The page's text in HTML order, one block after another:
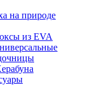
на природе
из EVA